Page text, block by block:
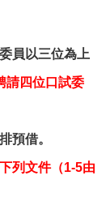
員以三位為上
請四位口試委
預借。
列文件（1-5由